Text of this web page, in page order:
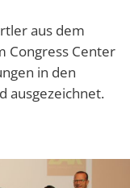
aus dem
Congress Center
in den
ausgezeichnet.